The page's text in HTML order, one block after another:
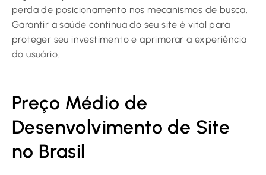
perda de posicionamento nos mecanismos de busca.
Garantir a saúde contínua do seu site é vital para
proteger seu investimento e aprimorar a experiência
do usuário.
Preço Médio de
Desenvolvimento de Site
no Brasil